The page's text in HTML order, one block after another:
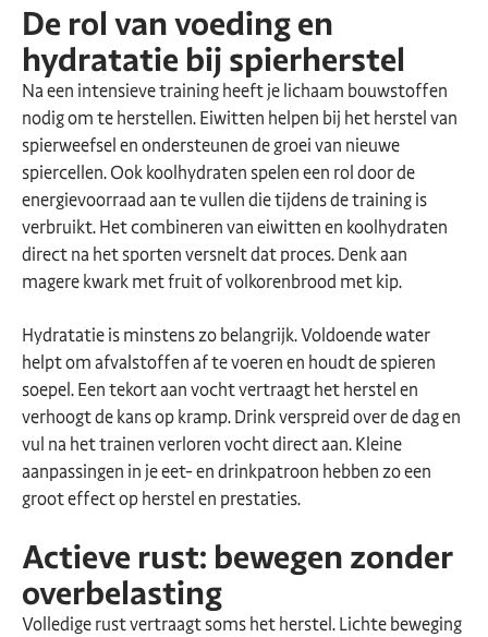
De rol van voeding en
hydratatie bij spierherstel
Na een intensieve training heeft je lichaam bouwstoffen
nodig om te herstellen. Eiwitten helpen bij het herstel van
spierweefsel en ondersteunen de groei van nieuwe
spiercellen. Ook koolhydraten spelen een rol door de
energievoorraad aan te vullen die tijdens de training is
verbruikt. Het combineren van eiwitten en koolhydraten
direct na het sporten versnelt dat proces. Denk aan
magere kwark met fruit of volkorenbrood met kip.
Hydratatie is minstens zo belangrijk. Voldoende water
helpt om afvalstoffen af te voeren en houdt de spieren
soepel. Een tekort aan vocht vertraagt het herstel en
verhoogt de kans op kramp. Drink verspreid over de dag en
vul na het trainen verloren vocht direct aan. Kleine
aanpassingen in je eet- en drinkpatroon hebben zo een
groot effect op herstel en prestaties.
Actieve rust: bewegen zonder
overbelasting
Volledige rust vertraagt soms het herstel. Lichte beweging